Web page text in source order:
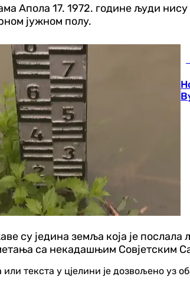
Апола 17. 1972. године људи
јужном полу.
су једина земља која је
са некадашњим Совјетским
текста у цјелини је дозвољено